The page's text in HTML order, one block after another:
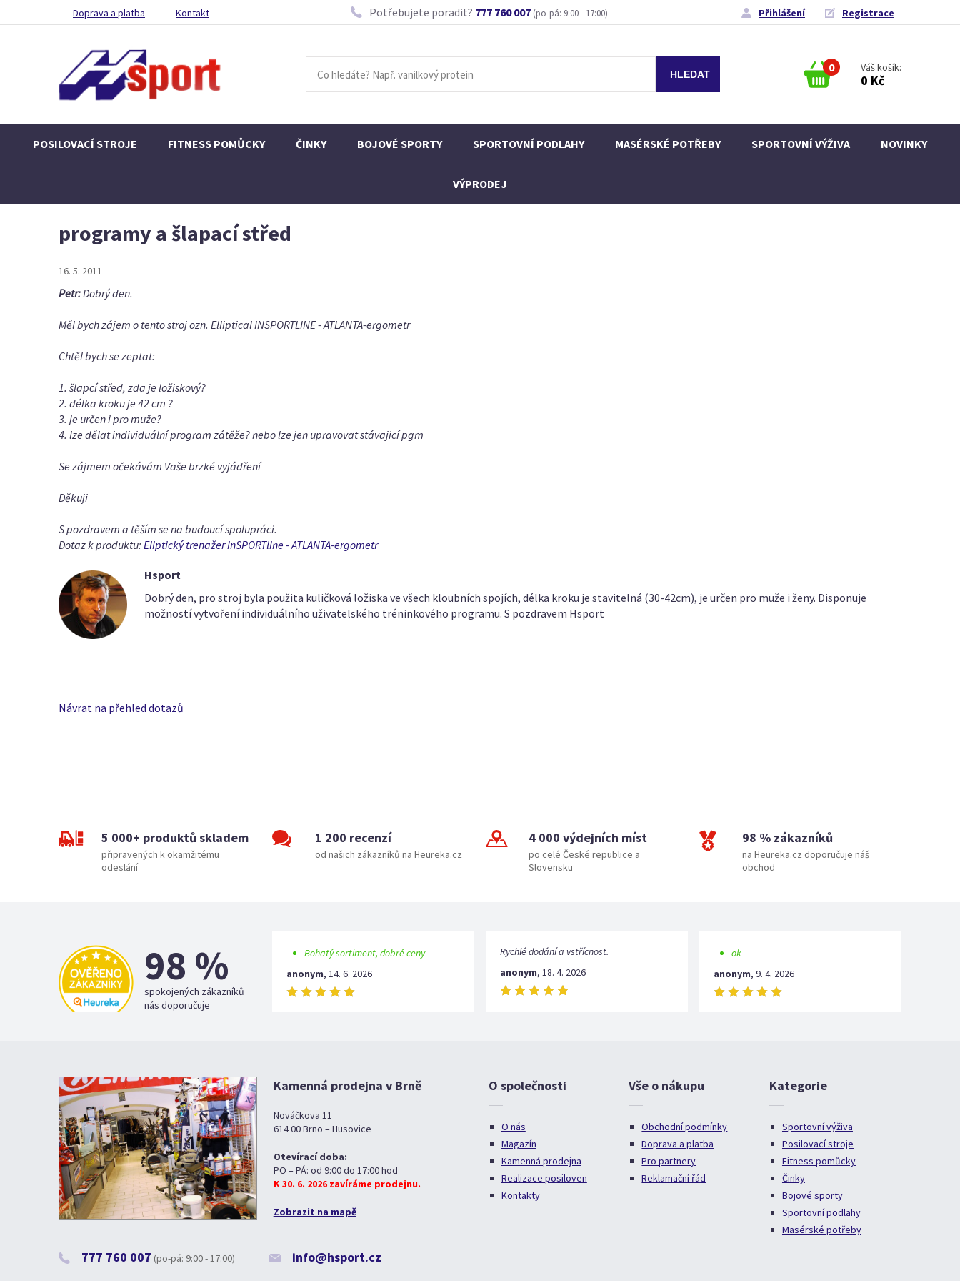
Doprava a platba Kontakt Potřebujete poradit? 777 760 007 (po-pá: 9:00 - 17:00) Přihlášení Registrace
0 Váš košík:
0 Kč
POSILOVACÍ STROJE FITNESS POMŮCKY ČINKY BOJOVÉ SPORTY SPORTOVNÍ PODLAHY MASÉRSKÉ POTŘEBY SPORTOVNÍ VÝŽIVA NOVINKY
VÝPRODEJ
programy a šlapací střed
16. 5. 2011
Petr:Dobrý den.
Měl bych zájem o tento stroj ozn. Elliptical INSPORTLINE - ATLANTA-ergometr
Chtěl bych se zeptat:
1. šlapcí střed, zda je ložiskový?
2. délka kroku je 42 cm ?
3. je určen i pro muže?
4. lze dělat individuální program zátěže? nebo lze jen upravovat stávajicí pgm
Se zájmem očekávám Vaše brzké vyjádření
Děkuji
S pozdravem a těším se na budoucí spolupráci.
Dotaz k produktu: Eliptický trenažer inSPORTline - ATLANTA-ergometr
Hsport
Dobrý den, pro stroj byla použita kuličková ložiska ve všech kloubních spojích, délka kroku je stavitelná (30-42cm), je určen pro muže i ženy. Disponuje
možností vytvoření individuálního uživatelského tréninkového programu. S pozdravem Hsport
Návrat na přehled dotazů
5 000+ produktů skladem
připravených k okamžitému
odeslání
1 200 recenzí
od našich zákazníků na Heureka.cz
4 000 výdejních míst
po celé České republice a
Slovensku
98 % zákazníků
na Heureka.cz doporučuje náš
obchod
98 %
spokojených zákazníků
nás doporučuje
Bohatý sortiment, dobré ceny
anonym, 14. 6. 2026
Rychlé dodání a vstřícnost.
anonym, 18. 4. 2026
ok
anonym, 9. 4. 2026
Kamenná prodejna v Brně
Nováčkova 11
614 00 Brno – Husovice
Otevírací doba:
PO – PÁ: od 9:00 do 17:00 hod
K 30. 6. 2026 zavíráme prodejnu.
Zobrazit na mapě
777 760 007 (po-pá: 9:00 - 17:00) info@hsport.cz
O společnosti
O nás
Magazín
Kamenná prodejna
Realizace posiloven
Kontakty
Vše o nákupu
Obchodní podmínky
Doprava a platba
Pro partnery
Reklamační řád
Kategorie
Sportovní výživa
Posilovací stroje
Fitness pomůcky
Činky
Bojové sporty
Sportovní podlahy
Masérské potřeby